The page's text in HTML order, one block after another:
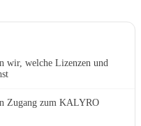
wir, welche Lizenzen und
Zugang zum KALYRO